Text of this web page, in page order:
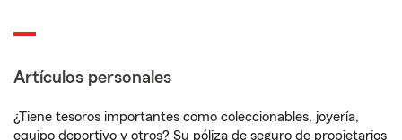
Artículos personales
¿Tiene tesoros importantes como coleccionables, joyería,
equipo deportivo y otros? Su póliza de seguro de propietarios